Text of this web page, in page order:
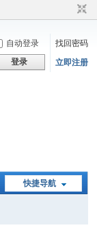
自动登录
找回密码
登录 立即注册
快捷导航